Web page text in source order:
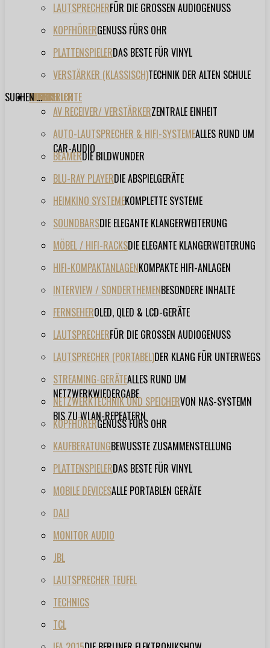
LAUTSPRECHERFÜR DIE GROSSEN AUDIOGENUSS
KOPFHÖRERGENUSS FÜRS OHR
PLATTENSPIELERDAS BESTE FÜR VINYL
VERSTÄRKER (KLASSISCH)TECHNIK DER ALTEN SCHULE
TESTBERICHTE
AV RECEIVER/ VERSTÄRKERZENTRALE EINHEIT
AUTO-LAUTSPRECHER & HIFI-SYSTEMEALLES RUND UM
CAR-AUDIO
BEAMERDIE BILDWUNDER
BLU-RAY PLAYERDIE ABSPIELGERÄTE
HEIMKINO SYSTEMEKOMPLETTE SYSTEME
SOUNDBARSDIE ELEGANTE KLANGERWEITERUNG
MÖBEL / HIFI-RACKSDIE ELEGANTE KLANGERWEITERUNG
HIFI-KOMPAKTANLAGENKOMPAKTE HIFI-ANLAGEN
INTERVIEW / SONDERTHEMENBESONDERE INHALTE
FERNSEHEROLED, QLED & LCD-GERÄTE
LAUTSPRECHERFÜR DIE GROSSEN AUDIOGENUSS
LAUTSPRECHER (PORTABEL)DER KLANG FÜR UNTERWEGS
STREAMING-GERÄTEALLES RUND UM
NETZWERKWIEDERGABE
NETZWERKTECHNIK UND SPEICHERVON NAS-SYSTEMN
BIS ZU WLAN-REPEATERN
KOPFHÖRERGENUSS FÜRS OHR
KAUFBERATUNGBEWUSSTE ZUSAMMENSTELLUNG
PLATTENSPIELERDAS BESTE FÜR VINYL
MOBILE DEVICESALLE PORTABLEN GERÄTE
FORUM
FILME
VIDEOS
HERSTELLER
DALI
MONITOR AUDIO
JBL
LAUTSPRECHER TEUFEL
TECHNICS
TCL
EVENT
SUCHEN ...